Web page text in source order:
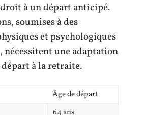
à un départ anticipé.
soumises à des
et psychologiques
une adaptation
départ à la retraite.
Âge de départ
64 ans